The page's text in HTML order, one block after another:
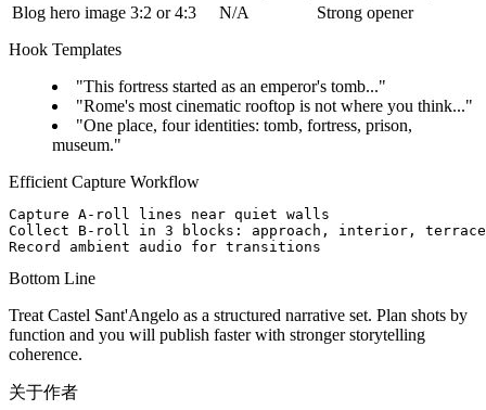
Blog hero image 3:2 or 4:3 N/A Strong opener
Hook Templates
"This fortress started as an emperor's tomb..."
"Rome's most cinematic rooftop is not where you think..."
"One place, four identities: tomb, fortress, prison,
museum."
Efficient Capture Workflow
Capture A-roll lines near quiet walls
Collect B-roll in 3 blocks: approach, interior, terrace
Bottom Line
Treat Castel Sant'Angelo as a structured narrative set. Plan shots by
function and you will publish faster with stronger storytelling
coherence.
关于作者